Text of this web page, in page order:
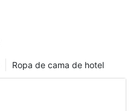
Ropa de cama de hotel